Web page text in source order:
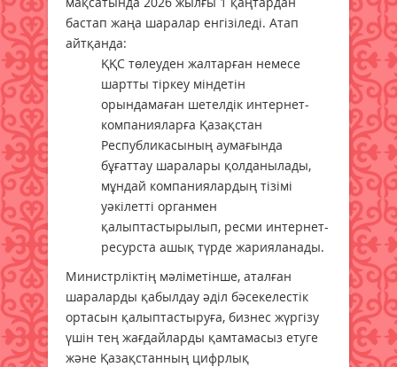
бастап жаңа шаралар енгізіледі. Атап
айтқанда:
ҚҚС төлеуден жалтарған немесе
шартты тіркеу міндетін
орындамаған шетелдік интернет-
компанияларға Қазақстан
Республикасының аумағында
бұғаттау шаралары қолданылады,
мұндай компаниялардың тізімі
уәкілетті органмен
қалыптастырылып, ресми интернет-
ресурста ашық түрде жарияланады.
Министрліктің мәліметінше, аталған
шараларды қабылдау әділ бәсекелестік
ортасын қалыптастыруға, бизнес жүргізу
үшін тең жағдайларды қамтамасыз етуге
және Қазақстанның цифрлық